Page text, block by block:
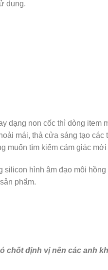
dụng.
dạng non cốc thì dòng
mái, thả cửa sáng tạo
muốn tìm kiếm cảm giác mới
hình âm đạo môi
phẩm.
chốt định vị nên các anh